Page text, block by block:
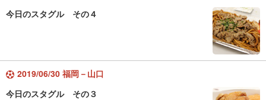
今日のスタグル その４
2019/06/30 福岡－山口
今日のスタグル その３